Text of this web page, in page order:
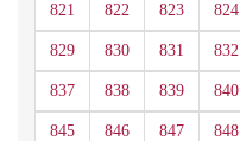
821 822 823 824
829 830 831 832
837 838 839 840
845 846 847 848